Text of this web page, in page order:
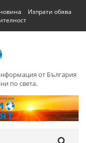
Изпрати обява
от България
по света.